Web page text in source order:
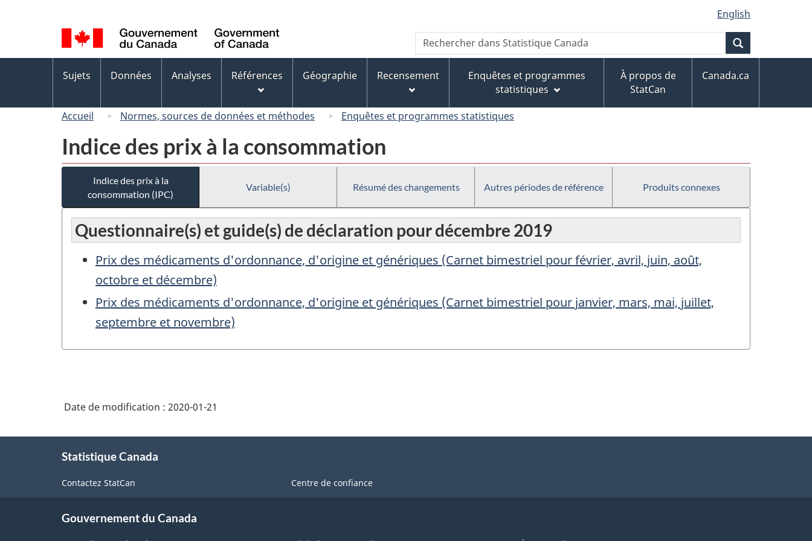
au
contenu
principal
« À
propos
de
ce
version
HTML
simplifiée
de
la
langue
English
Canada
Recherche
Rechercher
dans
Canada
des
Sujets Données Analyses Références Géographie Recensement
Enquêtes et programmes
statistiques
À propos de
StatCan
Canada.ca
Accueil Normes, sources de données et méthodes Enquêtes et programmes statistiques
Indice des prix à la consommation
Indice des prix à la
consommation (IPC)
Variable(s) Résumé des changements Autres périodes de référence Produits connexes
Questionnaire(s) et guide(s) de déclaration pour décembre 2019
Prix des médicaments d'ordonnance, d'origine et génériques (Carnet bimestriel pour février, avril, juin, août,
octobre et décembre)
Prix des médicaments d'ordonnance, d'origine et génériques (Carnet bimestriel pour janvier, mars, mai, juillet,
septembre et novembre)
Date de modification : 2020-01-21
Statistique Canada
Contactez StatCan Centre de confiance
Gouvernement du Canada